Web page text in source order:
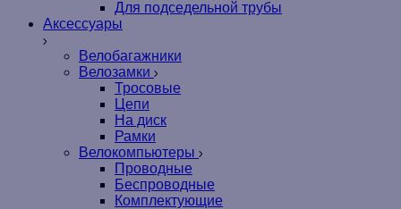
Для подседельной трубы
Аксессуары
Велобагажники
Велозамки
Тросовые
Цепи
На диск
Рамки
Велокомпьютеры
Проводные
Беспроводные
Комплектующие